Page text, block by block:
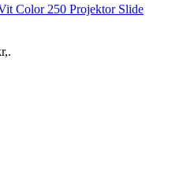
Color 250 Projektor Slide
,.